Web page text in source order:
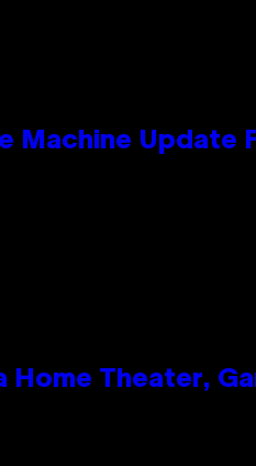
Machine Update
Home Theater,